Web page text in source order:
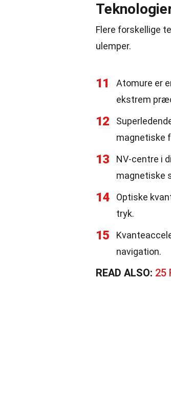
Flere forskellige
ulemper.
11
Atomure er
ekstrem
12
magnetiske
13
NV-centre i
magnetiske
14
Optiske
tryk.
15
navigation.
READ ALSO: 25